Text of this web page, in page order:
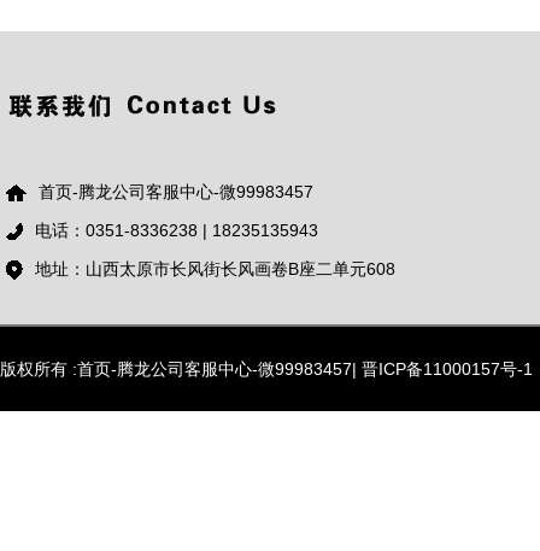
首页-腾龙公司客服中心-微99983457
电话：0351-8336238 | 18235135943
地址：山西太原市长风街长风画卷B座二单元608
版权所有 :首页-腾龙公司客服中心-微99983457| 晋ICP备11000157号-1